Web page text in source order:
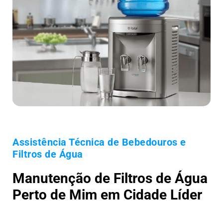
Assistência Técnica de Bebedouros e
Filtros de Água
Manutenção de Filtros de Água
Perto de Mim em Cidade Líder